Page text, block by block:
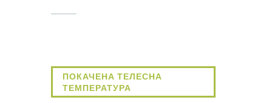
ПОКАЧЕНА ТЕЛЕСНА
ТЕМПЕРАТУРА